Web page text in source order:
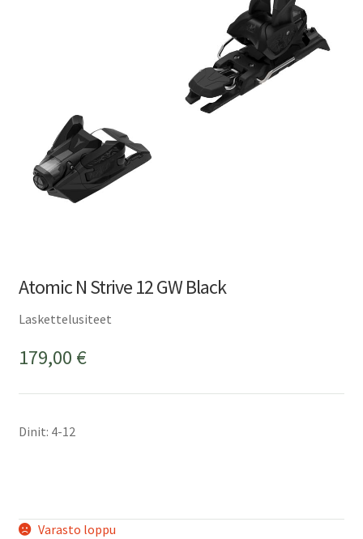
Atomic N Strive 12 GW Black
Laskettelusiteet
179,00 €
Dinit: 4-12
Varasto loppu